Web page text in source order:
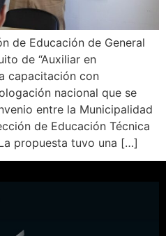
de Educación de General
de “Auxiliar en
capacitación con
nacional que se
entre la Municipalidad
de Educación Técnica
propuesta tuvo una […]